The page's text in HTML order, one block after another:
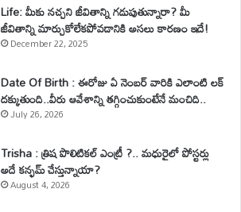
Life: మీకు నచ్చని జీవితాన్ని గడుపుతున్నారా? మీ
జీవితాన్ని మార్చుకోలేకపోవడానికి అసలు కారణం ఇదే!
December 22, 2025
Date Of Birth : ఈరోజు ఏ నెంబర్ వారికి ఎలాంటి లక్
దక్కుతుంది..వీరు ఆవేశాన్ని తగ్గించుకుంటేనే మంచిది..
July 26, 2026
Trisha : త్రిష పొలిటికల్ ఎంట్రీ ?.. మధురైలో పోస్టర్లు
అదే కన్ఫమ్ చేస్తున్నాయా?
August 4, 2026